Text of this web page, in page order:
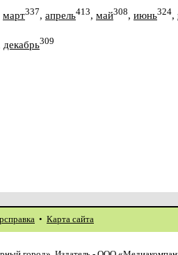
март337, апрель413, май308, июнь324,
декабрь309
• Карта сайта